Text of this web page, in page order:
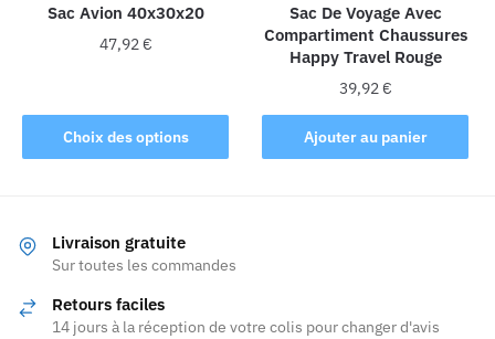
la
page
la
page
du
produit
Sac Avion 40x30x20
47,92€
Choix des options
produit
a
plusieurs
options
peuvent
être
choisies
Sac De Voyage Avec
Compartiment Chaussures
Happy Travel Rouge
39,92€
Ajouter au panier
Livraison gratuite
Sur toutes les commandes
Retours faciles
14 jours à la réception de votre colis pour changer d'avis